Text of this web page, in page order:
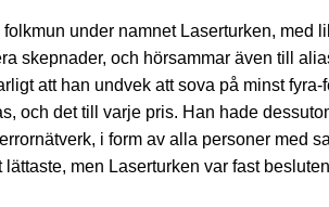
under namnet Laserturken, med
skepnader, och hörsammar även till
att han undvek att sova på minst fyra-
och det till varje pris. Han hade
i form av alla personer med
men Laserturken var fast